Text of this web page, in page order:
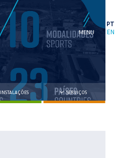
PT
EN
INSTALAÇÕES SERVIÇOS